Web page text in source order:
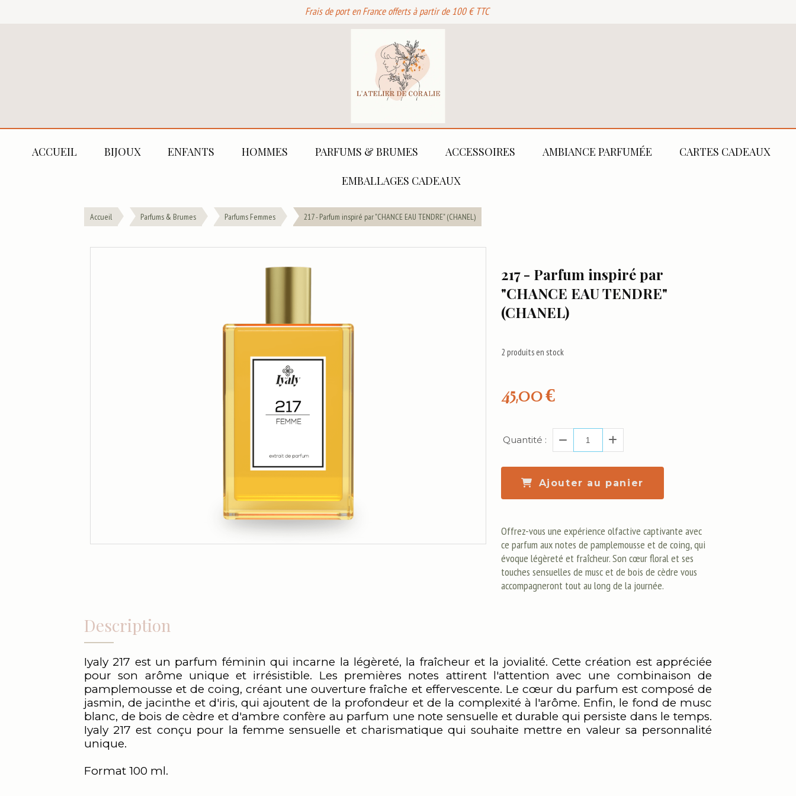
Frais de port en France offerts à partir de 100 € TTC
ACCUEIL BIJOUX ENFANTS HOMMES PARFUMS & BRUMES ACCESSOIRES AMBIANCE PARFUMÉE CARTES CADEAUX
EMBALLAGES CADEAUX
Accueil Parfums & Brumes Parfums Femmes 217 - Parfum inspiré par "CHANCE EAU TENDRE" (CHANEL)
217 - Parfum inspiré par
"CHANCE EAU TENDRE"
(CHANEL)
45,00€
2 produits en stock
Quantité :
Ajouter au panier
Offrez-vous une expérience olfactive captivante avec
ce parfum aux notes de pamplemousse et de coing, qui
évoque légèreté et fraîcheur. Son cœur floral et ses
touches sensuelles de musc et de bois de cèdre vous
accompagneront tout au long de la journée.
Description
Iyaly 217 est un parfum féminin qui incarne la légèreté, la fraîcheur et la jovialité. Cette création est appréciée
pour son arôme unique et irrésistible. Les premières notes attirent l'attention avec une combinaison de
pamplemousse et de coing, créant une ouverture fraîche et effervescente. Le cœur du parfum est composé de
jasmin, de jacinthe et d'iris, qui ajoutent de la profondeur et de la complexité à l'arôme. Enfin, le fond de musc
blanc, de bois de cèdre et d'ambre confère au parfum une note sensuelle et durable qui persiste dans le temps.
Iyaly 217 est conçu pour la femme sensuelle et charismatique qui souhaite mettre en valeur sa personnalité
unique.
Format 100 ml.